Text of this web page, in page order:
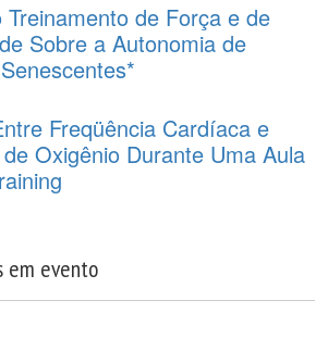
Treinamento de Força e de
Sobre a Autonomia de
Freqüência Cardíaca e
Oxigênio Durante Uma Aula
em evento